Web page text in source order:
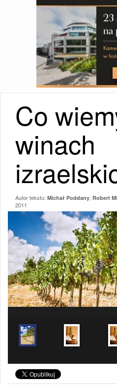
Co
winach
Autor tekstu: Michał Poddany Robert
2011